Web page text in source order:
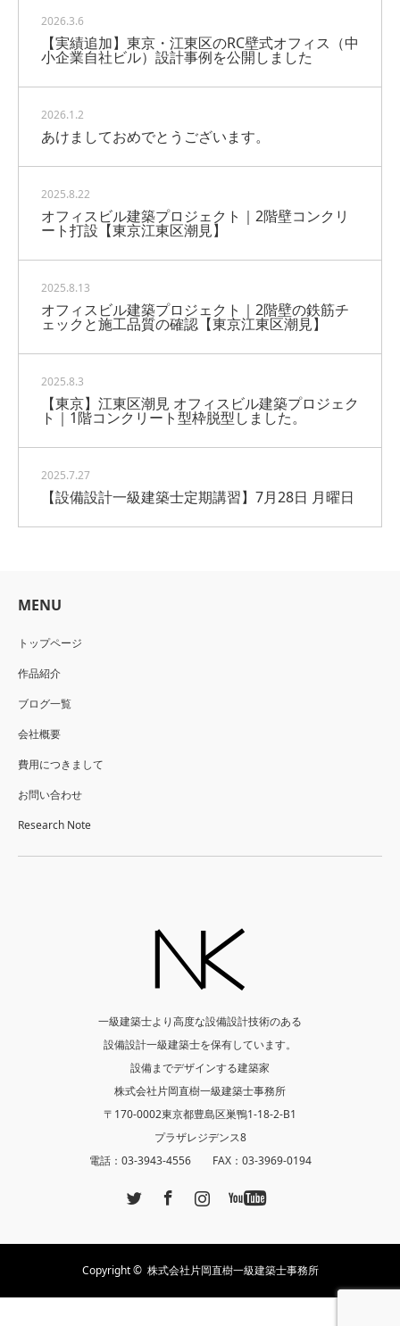
2026.3.6
【実績追加】東京・江東区のRC壁式オフィス（中
小企業自社ビル）設計事例を公開しました
2026.1.2
あけましておめでとうございます。
2025.8.22
オフィスビル建築プロジェクト｜2階壁コンクリ
ート打設【東京江東区潮見】
2025.8.13
オフィスビル建築プロジェクト｜2階壁の鉄筋チ
ェックと施工品質の確認【東京江東区潮見】
2025.8.3
【東京】江東区潮見 オフィスビル建築プロジェク
ト｜1階コンクリート型枠脱型しました。
2025.7.27
【設備設計一級建築士定期講習】7月28日 月曜日
MENU
トップページ
作品紹介
ブログ一覧
会社概要
費用につきまして
お問い合わせ
Research Note
一級建築士より高度な設備設計技術のある
設備設計一級建築士を保有しています。
設備までデザインする建築家
株式会社片岡直樹一級建築士事務所
〒170-0002東京都豊島区巣鴨1-18-2-B1
プラザレジデンス8
電話：03-3943-4556 FAX：03-3969-0194
YouTube
Copyright © 株式会社片岡直樹一級建築士事務所